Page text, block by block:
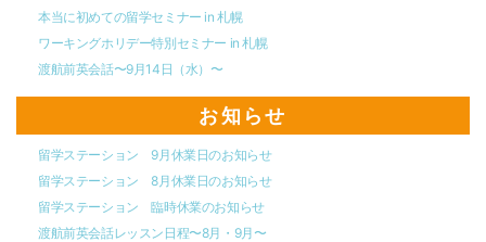
本当に初めての留学セミナー in 札幌
ワーキングホリデー特別セミナー in 札幌
渡航前英会話〜9月14日（水）〜
お知らせ
留学ステーション 9月休業日のお知らせ
留学ステーション 8月休業日のお知らせ
留学ステーション 臨時休業のお知らせ
渡航前英会話レッスン日程〜8月・9月〜